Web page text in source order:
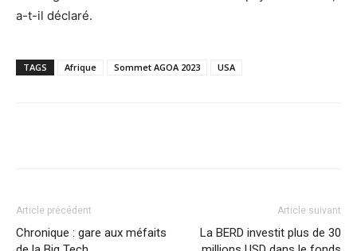
a-t-il déclaré.
TAGS Afrique Sommet AGOA 2023 USA
Article précédent
Chronique : gare aux méfaits
Article suivant
La BERD investit plus de 30